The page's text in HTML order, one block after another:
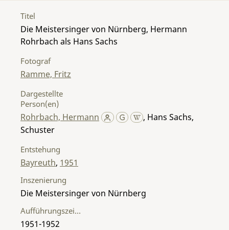
Titel
Die Meistersinger von Nürnberg, Hermann
Rohrbach als Hans Sachs
Fotograf
Ramme, Fritz
Dargestellte
Person(en)
Rohrbach, Hermann , Hans Sachs,
Schuster
Entstehung
Bayreuth, 1951
Inszenierung
Die Meistersinger von Nürnberg
Aufführungszeitraum
1951-1952